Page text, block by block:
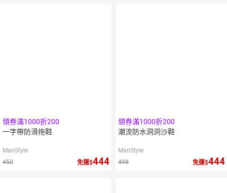
領券滿1000折200
一字帶防滑拖鞋
ManStyle
450
免運 444
領券滿1000折200
潮流防水洞洞沙鞋
ManStyle
498
免運 444